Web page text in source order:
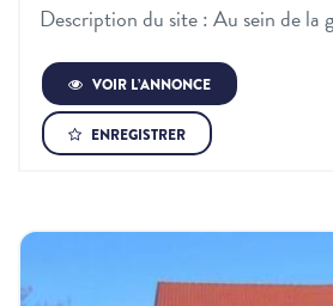
Description du site : Au sein de la
VOIR L’ANNONCE
ENREGISTRER